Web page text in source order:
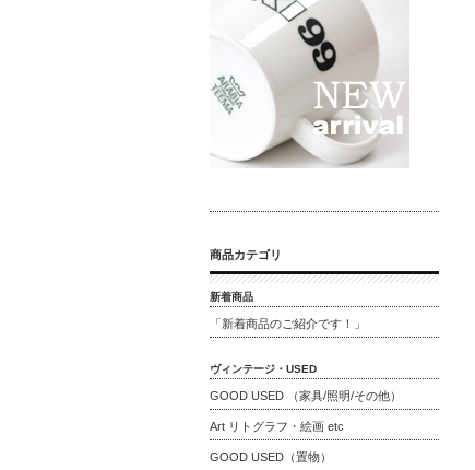
商品カテゴリ
新着商品
「新着商品のご紹介です！」
ヴィンテージ・USED
GOOD USED （家具/照明/その他）
Art リトグラフ・絵画 etc
GOOD USED（置物）